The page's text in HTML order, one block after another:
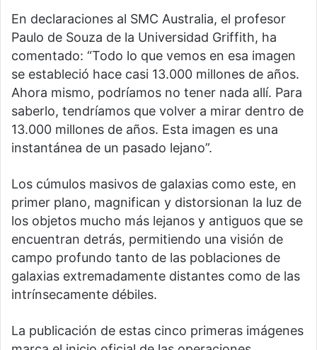
En declaraciones al SMC Australia, el profesor
Paulo de Souza de la Universidad Griffith, ha
comentado: “Todo lo que vemos en esa imagen
se estableció hace casi 13.000 millones de años.
Ahora mismo, podríamos no tener nada allí. Para
saberlo, tendríamos que volver a mirar dentro de
13.000 millones de años. Esta imagen es una
instantánea de un pasado lejano”.
Los cúmulos masivos de galaxias como este, en
primer plano, magnifican y distorsionan la luz de
los objetos mucho más lejanos y antiguos que se
encuentran detrás, permitiendo una visión de
campo profundo tanto de las poblaciones de
galaxias extremadamente distantes como de las
intrínsecamente débiles.
La publicación de estas cinco primeras imágenes